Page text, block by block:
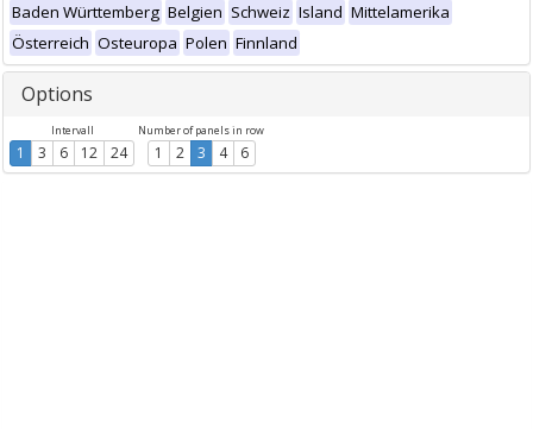
Baden Württemberg Belgien Schweiz Island Mittelamerika
Österreich Osteuropa Polen Finnland
Options
Intervall
1 3 6 12 24
Number of panels in row
1 2 3 4 6